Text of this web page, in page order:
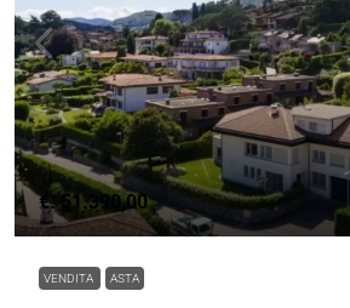
€. 51.390,00
VENDITA ASTA